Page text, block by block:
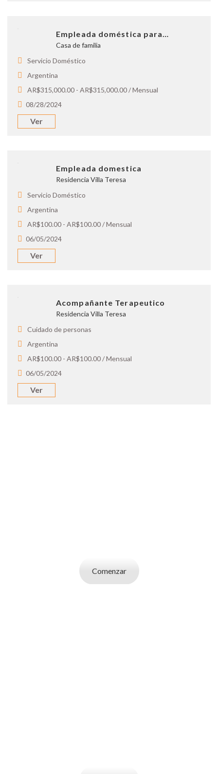
Empleada doméstica para…
Casa de familia
Servicio Doméstico
Argentina
AR$315,000.00 - AR$315,000.00 / Mensual
08/28/2024
Ver
Empleada domestica
Residencia Villa Teresa
Servicio Doméstico
Argentina
AR$100.00 - AR$100.00 / Mensual
06/05/2024
Ver
Acompañante Terapeutico
Residencia Villa Teresa
Cuidado de personas
Argentina
AR$100.00 - AR$100.00 / Mensual
06/05/2024
Ver
Comenzar